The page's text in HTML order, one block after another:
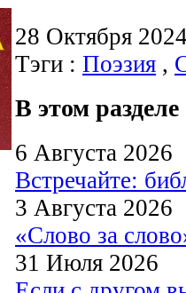
28 Октября
Тэги : Поэзия ,
В этом разделе
6 Августа 2026
Встречайте:
3 Августа 2026
«Слово за
31 Июля 2026